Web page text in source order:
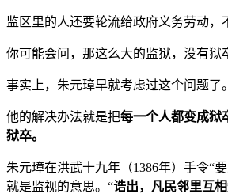
监区里的人还要轮流给政府义务劳动，
你可能会问，那这么大的监狱，没有狱
事实上，朱元璋早就考虑过这个问题了。
他的解决办法就是把每一个人都变成
狱卒。
朱元璋在洪武十九年（1386年）手令“
就是监视的意思。“诰出，凡民邻里互